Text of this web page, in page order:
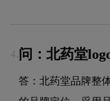
4. 问：北药堂
答：北药堂品牌整